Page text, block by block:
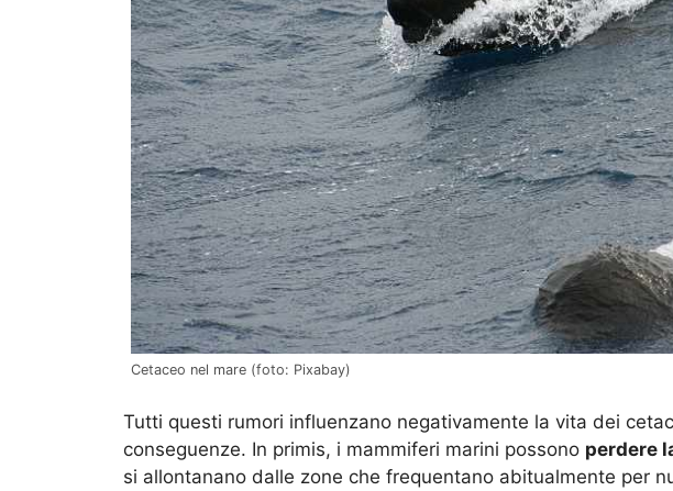
Cetaceo nel mare (foto: Pixabay)
Tutti questi rumori influenzano negativamente la vita dei
conseguenze. In primis, i mammiferi marini possono perdere
si allontanano dalle zone che frequentano abitualmente per